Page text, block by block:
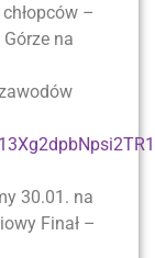
–
na
30.01. na
Finał –